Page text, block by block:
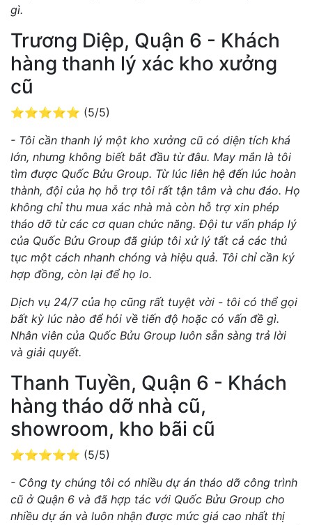
gì.
Trương Diệp, Quận 6 - Khách
hàng thanh lý xác kho xưởng
cũ
⭐⭐⭐⭐⭐ (5/5)
- Tôi cần thanh lý một kho xưởng cũ có diện tích khá
lớn, nhưng không biết bắt đầu từ đâu. May mắn là tôi
tìm được Quốc Bửu Group. Từ lúc liên hệ đến lúc hoàn
thành, đội của họ hỗ trợ tôi rất tận tâm và chu đáo. Họ
không chỉ thu mua xác nhà mà còn hỗ trợ xin phép
tháo dỡ từ các cơ quan chức năng. Đội tư vấn pháp lý
của Quốc Bửu Group đã giúp tôi xử lý tất cả các thủ
tục một cách nhanh chóng và hiệu quả. Tôi chỉ cần ký
hợp đồng, còn lại để họ lo.
Dịch vụ 24/7 của họ cũng rất tuyệt vời - tôi có thể gọi
bất kỳ lúc nào để hỏi về tiến độ hoặc có vấn đề gì.
Nhân viên của Quốc Bửu Group luôn sẵn sàng trả lời
và giải quyết.
Thanh Tuyền, Quận 6 - Khách
hàng tháo dỡ nhà cũ,
showroom, kho bãi cũ
⭐⭐⭐⭐⭐ (5/5)
- Công ty chúng tôi có nhiều dự án tháo dỡ công trình
cũ ở Quận 6 và đã hợp tác với Quốc Bửu Group cho
nhiều dự án và luôn nhận được mức giá cao nhất thị